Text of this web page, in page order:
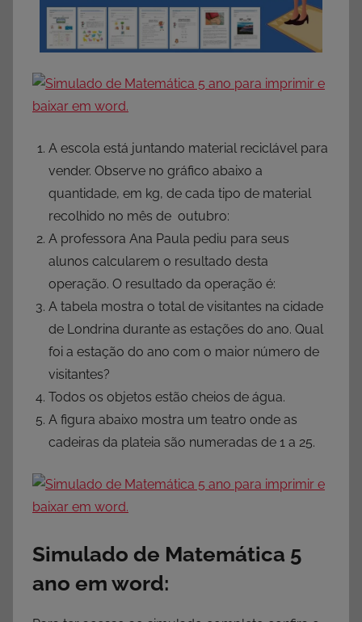
A escola está juntando material reciclável para
vender. Observe no gráfico abaixo a
quantidade, em kg, de cada tipo de material
recolhido no mês de outubro:
A professora Ana Paula pediu para seus
alunos calcularem o resultado desta
operação. O resultado da operação é:
A tabela mostra o total de visitantes na cidade
de Londrina durante as estações do ano. Qual
foi a estação do ano com o maior número de
visitantes?
Todos os objetos estão cheios de água.
A figura abaixo mostra um teatro onde as
cadeiras da plateia são numeradas de 1 a 25.
Simulado de Matemática 5
ano em word: